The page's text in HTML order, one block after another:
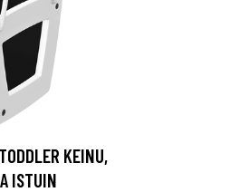
KEINU,
ISTUIN